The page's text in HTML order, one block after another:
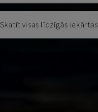
Skatīt visas līdzīgās iekārtas